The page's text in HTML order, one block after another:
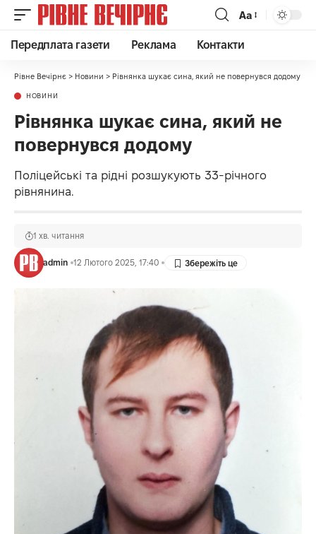
Аа
Передплата газети Реклама Контакти
Рівне Вечірнє > Новини > Рівнянка шукає сина, який не повернувся додому
НОВИНИ
Рівнянка шукає сина, який не
повернувся додому
Поліцейські та рідні розшукують 33-річного
рівнянина.
admin 12 Лютого 2025, 17:40
1 хв. читання